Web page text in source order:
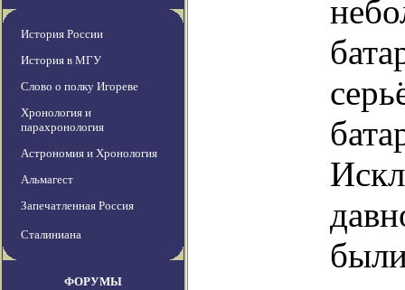
История России
История в МГУ
Слово о полку Игореве
Хронология и
парахронология
Астрономия и Хронология
Альмагест
Запечатленная Россия
Сталиниана
ФОРУМЫ